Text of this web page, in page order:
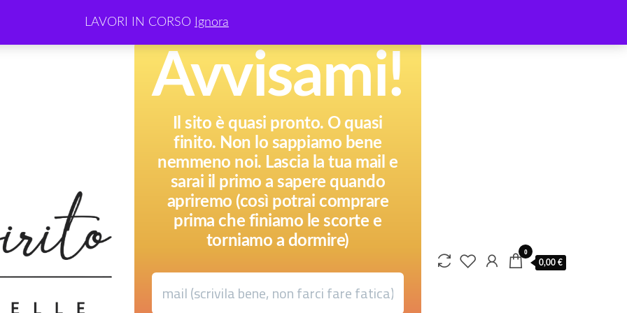
LAVORI IN CORSO Ignora
Avvisami!
Il sito è quasi pronto. O quasi
finito. Non lo sappiamo bene
nemmeno noi. Lascia la tua mail e
sarai il primo a sapere quando
apriremo (così potrai comprare
prima che finiamo le scorte e
torniamo a dormire)
0
0,00 €